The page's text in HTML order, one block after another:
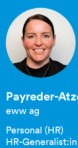
Payreder-
eww ag
Personal (HR)
HR-Generalist:in